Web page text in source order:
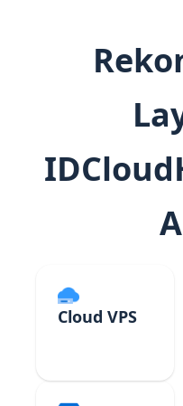
Cloud VPS